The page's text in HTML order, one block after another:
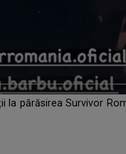
la părăsirea Survivor